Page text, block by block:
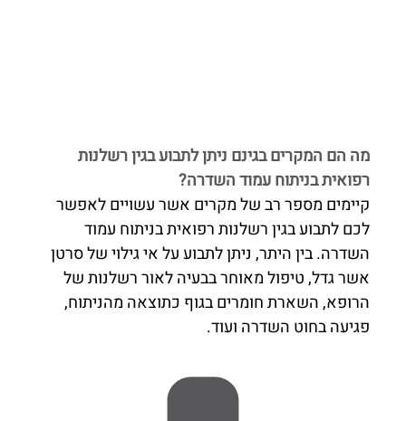
מה הם המקרים בגינם ניתן לתבוע בגין רשלנות
רפואית בניתוח עמוד השדרה?
קיימים מספר רב של מקרים אשר עשויים לאפשר
לכם לתבוע בגין רשלנות רפואית בניתוח עמוד
השדרה. בין היתר, ניתן לתבוע על אי גילוי של סרטן
אשר גדל, טיפול מאוחר בבעיה לאור רשלנות של
הרופא, השארת חומרים בגוף כתוצאה מהניתוח,
פגיעה בחוט השדרה ועוד.